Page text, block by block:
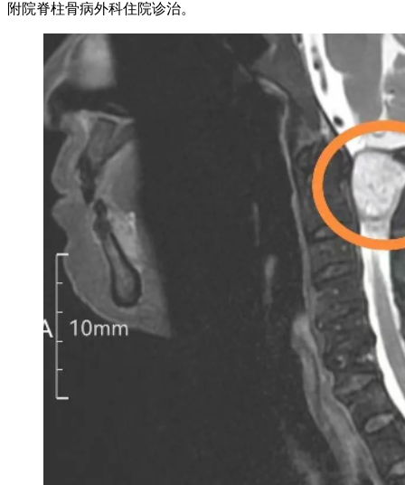
附院脊柱骨病外科住院诊治。